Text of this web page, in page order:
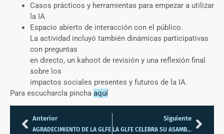
Casos prácticos y herramientas para empezar a utilizar
la IA
Espacio abierto de interacción con el público.
La actividad incluyó también dinámicas participativas
con preguntas
en directo, un kahoot de revisión y una reflexión final
sobre los
impactos sociales presentes y futuros de la IA.
Para escucharcla pincha aquí
Anterior
AGRADECIMIENTO DE LA GLFE
Siguiente
LA GLFE CELEBRA SU ASAMBLEA DE CLAUSTRO 2024/25